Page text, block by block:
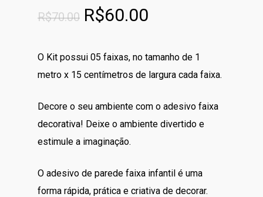
R$70.00 O
original
era:
R$70.00.
R$60.00
atual
é:
R$60.00.
O Kit possui 05 faixas, no tamanho de 1
metro x 15 centímetros de largura cada faixa.
Decore o seu ambiente com o adesivo faixa
decorativa! Deixe o ambiente divertido e
estimule a imaginação.
O adesivo de parede faixa infantil é uma
forma rápida, prática e criativa de decorar.